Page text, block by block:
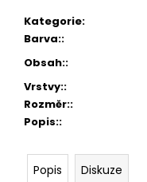
Kategorie:
Barva::
Obsah::
Vrstvy::
Rozměr::
Popis::
Popis Diskuze
e
m
e
TORK
PRŮMYSLOVÁ
ČISTICÍ
UTĚRKA
HEAVY-
DUTY